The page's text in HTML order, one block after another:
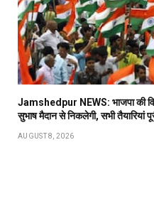
Jamshedpur NEWS: भाजपा की
सुभाष मैदान से निकलेगी, सभी तैयारियां
AUGUST 8, 2026